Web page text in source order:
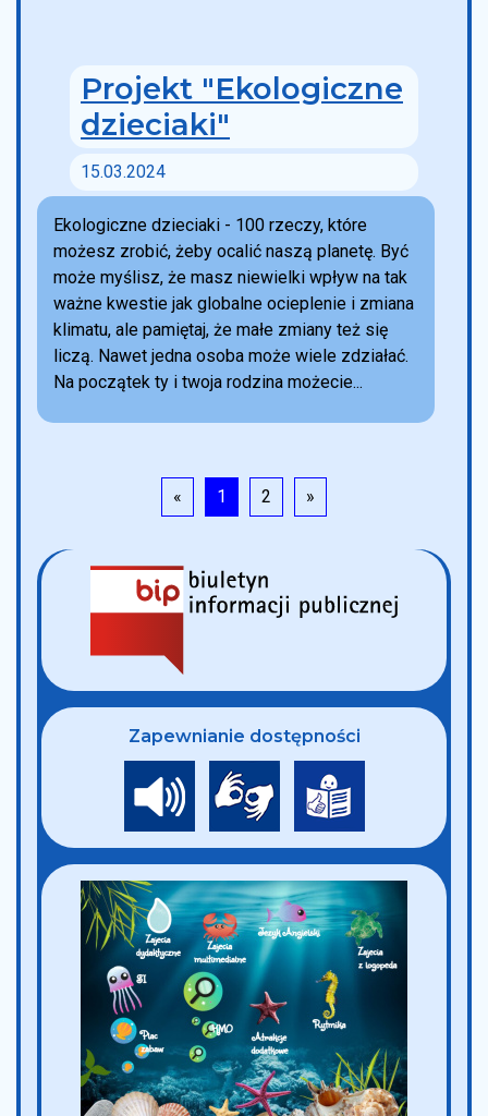
Zapewnianie dostępności
Projekt "Ekologiczne
dzieciaki"
15.03.2024
Ekologiczne dzieciaki - 100 rzeczy, które
możesz zrobić, żeby ocalić naszą planetę. Być
może myślisz, że masz niewielki wpływ na tak
ważne kwestie jak globalne ocieplenie i zmiana
klimatu, ale pamiętaj, że małe zmiany też się
liczą. Nawet jedna osoba może wiele zdziałać.
Na początek ty i twoja rodzina możecie...
« 1 2 »